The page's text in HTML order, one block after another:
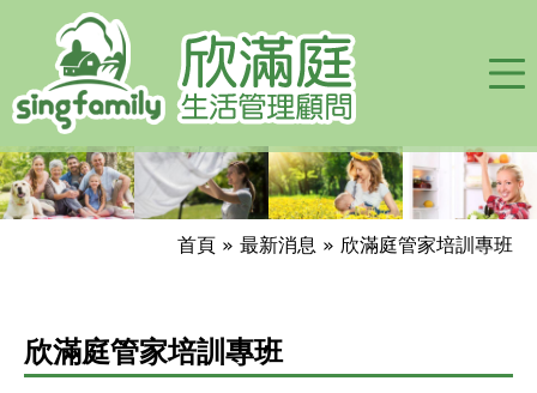
這
首頁 » 最新消息 » 欣滿庭管家培訓專班
欣滿庭管家培訓專班